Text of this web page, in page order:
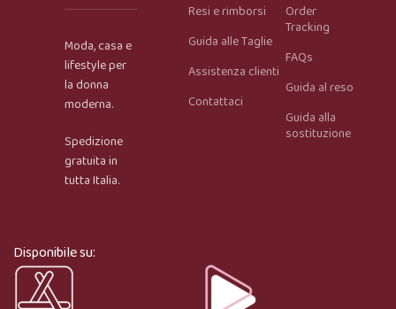
Onar AI Assistant
Moda, casa e
lifestyle per
la donna
moderna.
Spedizione
gratuita in
tutta Italia.
Resi e rimborsi
Guida alle Taglie
Assistenza clienti
Contattaci
Order
Tracking
FAQs
Guida al reso
Guida alla
sostituzione
Disponibile su: